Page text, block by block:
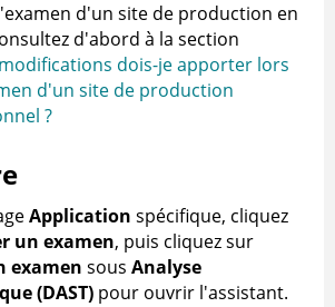
d'un site de production en
d'abord à la section
dois-je apporter lors
d'un site de production
?
Application spécifique, cliquez
un examen, puis cliquez sur
examen sous Analyse
(DAST) pour ouvrir l'assistant.